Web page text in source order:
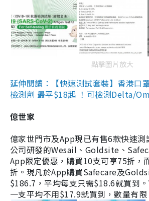
點擊圖片放大
延伸閱讀：【快速測試套裝】香港口
檢測劑 最平$18起 ！可檢測Delta/
億世家
億家世門市及App現已有售6款快速測
公司研發的Wesail、Goldsite、
App限定優惠，購買10支可享75折，
折。現凡於App購買Safecare及
$186.7，平均每支只需$18.6就買到
一支平均不用$17.9就買到，數量有限